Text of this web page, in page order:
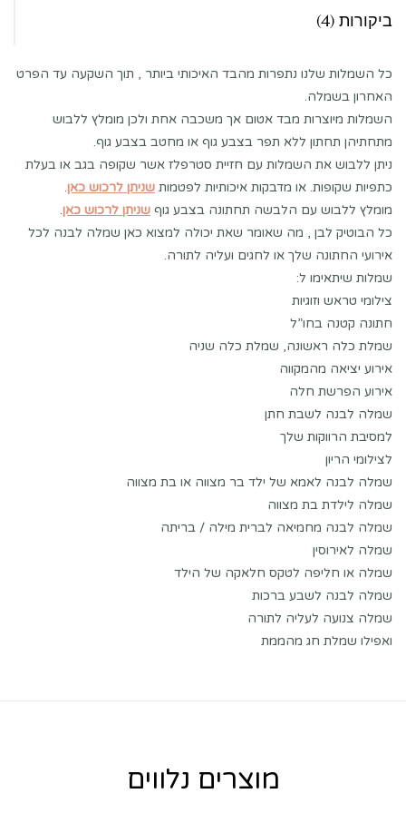
ביקורות (4)
כל השמלות שלנו נתפרות מהבד האיכותי ביותר , תוך השקעה עד הפרט
האחרון בשמלה.
השמלות מיוצרות מבד אטום אך משכבה אחת ולכן מומלץ ללבוש
מתחתיהן תחתון ללא תפר בצבע גוף או מחטב בצבע גוף.
ניתן ללבוש את השמלות עם חזיית סטרפלז אשר שקופה בגב או בעלת
כתפיות שקופות. או מדבקות איכותיות לפטמות שניתן לרכוש כאן.
מומלץ ללבוש עם הלבשה תחתונה בצבע גוף שניתן לרכוש כאן.
כל הבוטיק לבן , מה שאומר שאת יכולה למצוא כאן שמלה לבנה לכל
אירועי החתונה שלך או לחגים ועליה לתורה.
שמלות שיתאימו ל:
צילומי טראש וזוגיות
חתונה קטנה בחו”ל
שמלת כלה ראשונה, שמלת כלה שניה
אירוע יציאה מהמקווה
אירוע הפרשת חלה
שמלה לבנה לשבת חתן
למסיבת הרווקות שלך
לצילומי הריון
שמלה לבנה לאמא של ילד בר מצווה או בת מצווה
שמלה לילדת בת מצווה
שמלה לבנה מחמיאה לברית מילה / בריתה
שמלה לאירוסין
שמלה או חליפה לטקס חלאקה של הילד
שמלה לבנה לשבע ברכות
שמלה צנועה לעליה לתורה
ואפילו שמלת חג מהממת
מוצרים נלווים